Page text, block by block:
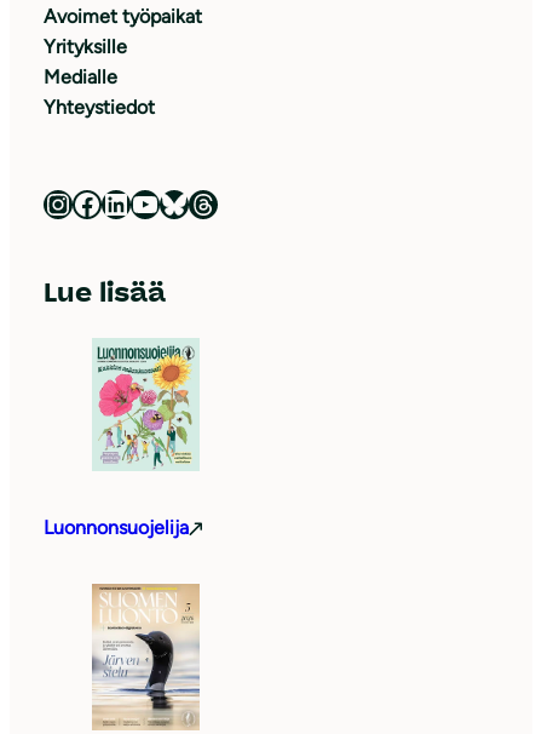
Avoimet työpaikat
Yrityksille
Medialle
Yhteystiedot
Luonnonsuojeluliitto Instagramissa Luonnonsuojeluliitto Facebookissa Luonnonsuojeluliitto LinkedInissä Luonnonsuojeluliiton YouTube-kanava Luonnonsuojeluliitto Blueskyssa Luonnonsuojeluliitto Threadsissa
Lue lisää
Luonnonsuojelija